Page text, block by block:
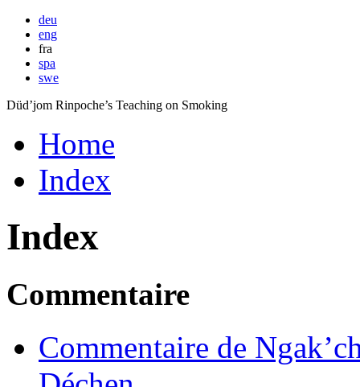
deu
eng
fra
spa
swe
Düd’jom Rinpoche’s Teaching on Smoking
Home
Index
Index
Commentaire
Commentaire de